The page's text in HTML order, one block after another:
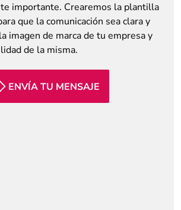
importante. Crearemos la plantilla
que la comunicación sea clara y
imagen de marca de tu empresa y
de la misma.
ENVÍA TU MENSAJE